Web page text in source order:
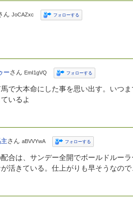
ん JoCAZxc フォローする
ーさん EmI1gVQ フォローする
で大本命にした事を思い出す。いつ
いるよ
さん aBVVYwA フォローする
合は、サンデー全開でボールドルー
活きている。仕上がりも早そうなの